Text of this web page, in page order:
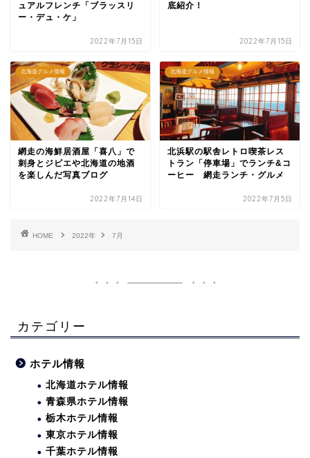
ュアルフレンチ「ブラッスリ
ー・デュ・ケ」
2022年7月15日
底紹介！
2022年7月15日
北海道グルメ情報
網走の海鮮居酒屋「喜八」で
刺身とジビエや北海道の地酒
を楽しんだ写真ブログ
2022年7月14日
北海道グルメ情報
北浜駅の駅舎レトロ喫茶レス
トラン「停車場」でランチ&コ
ーヒー 網走ランチ・グルメ
2022年7月5日
HOME 2022年 7月
カテゴリー
ホテル情報
北海道ホテル情報
青森県ホテル情報
栃木ホテル情報
東京ホテル情報
千葉ホテル情報